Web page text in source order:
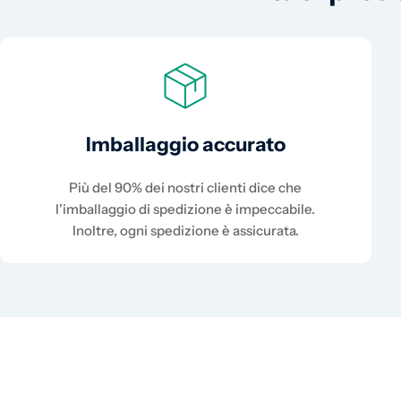
Imballaggio accurato
Più del 90% dei nostri clienti dice che
l'imballaggio di spedizione è impeccabile.
Inoltre, ogni spedizione è assicurata.